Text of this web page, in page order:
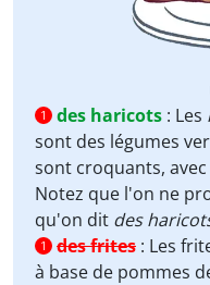
1 des haricots : Les
sont des légumes
sont croquants,
Notez que l'on ne
qu'on dit des
1 des frites : Les
à base de pommes